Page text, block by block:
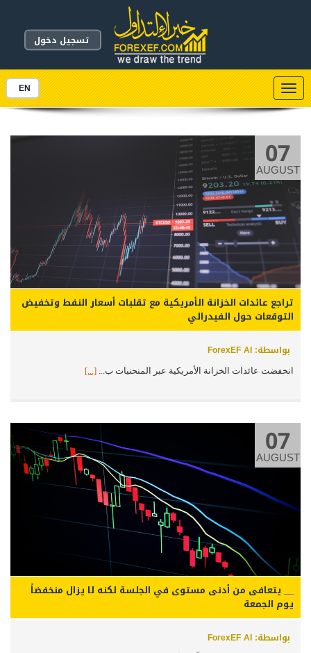
تسجيل دخول
EN Toggle
navigation
07
AUGUST
تراجع عائدات الخزانة الأمريكية مع تقلبات أسعار النفط وتخفيض
التوقعات حول الفيدرالي
بواسطة: ForexEF AI
انخفضت عائدات الخزانة الأمريكية عبر المنحنيات ب... [...]
07
AUGUST
__ يتعافى من أدنى مستوى في الجلسة لكنه لا يزال منخفضاً
يوم الجمعة
بواسطة: ForexEF AI